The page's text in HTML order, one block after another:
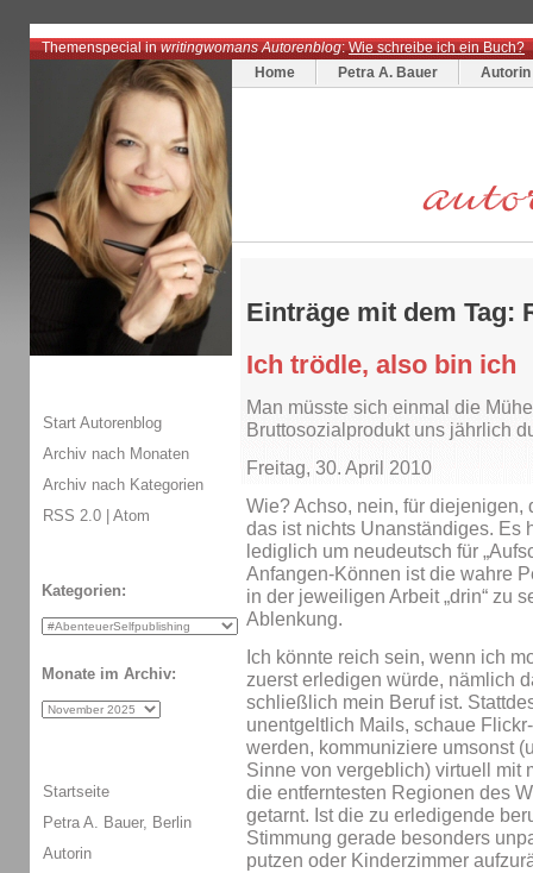
Themenspecial inwritingwomans Autorenblog:Wie schreibe ich ein Buch?
Home
Petra A. Bauer Autorin
Einträge mit dem Tag:
Ich trödle, also bin ich
Man müsste sich einmal die
Bruttosozialprodukt uns jährlich
Freitag, 30. April 2010
Wie? Achso, nein, für
das ist nichts Unanständiges. Es
lediglich um neudeutsch für
Anfangen-Können ist die wahre
in der jeweiligen Arbeit „drin“ zu
Ablenkung.
Ich könnte reich sein, wenn ich
zuerst erledigen würde, nämlich
schließlich mein Beruf ist.
unentgeltlich Mails, schaue
werden, kommuniziere umsonst
Sinne von vergeblich) virtuell mit
die entferntesten Regionen des
getarnt. Ist die zu erledigende
Stimmung gerade besonders
putzen oder Kinderzimmer
Start Autorenblog
Archiv nach Monaten
Archiv nach Kategorien
RSS 2.0 | Atom
Kategorien:
Monate im Archiv:
Startseite
Petra A. Bauer, Berlin
Autorin